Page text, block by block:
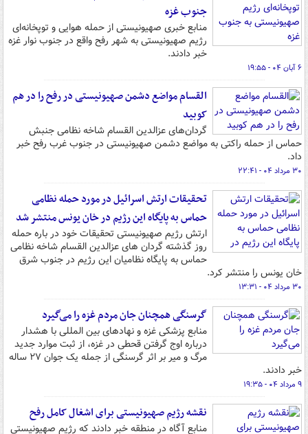
جنوب غزه
منابع خبری صهیونیستی از حمله هوایی و توپخانه‌ای
رژیم صهیونیستی به شهر رفح واقع در جنوب نوار غزه
خبر دادند.
۶ آبان ۰۴ - ۱۹:۵۵
القسام مواضع دشمن صهیونیستی در رفح را در هم
کوبید
گردان‌های عزالدین القسام شاخه نظامی جنبش
حماس از حمله راکتی به مواضع دشمن صهیونیستی در جنوب غرب رفح خبر
داد.
۳۰ مرداد ۰۴ - ۲۲:۴۱
تحقیقات ارتش اسرائیل در مورد حمله نظامی
حماس به پایگاه این رژیم در خان یونس منتشر شد
ارتش رژیم صهیونیستی تحقیقات خود در باره حمله
روز گذشته گردان های عزالدین القسام شاخه نظامی
حماس به پایگاه نظامیان این رژیم در جنوب شرق
خان یونس را منتشر کرد.
۳۰ مرداد ۰۴ - ۱۳:۳۱
گرسنگی همچنان جان مردم غزه را می‌گیرد
منابع پزشکی غزه و نهادهای بین المللی با هشدار
درباره اوج گرفتن قحطی در غزه، از ثبت موارد جدید
مرگ و میر بر اثر گرسنگی از جمله یک جوان ۲۷ ساله
خبر دادند.
۹ مرداد ۰۴ - ۱۹:۳۵
نقشه رژیم صهیونیستی برای اشغال کامل رفح
منابع آگاه در منطقه خبر دادند که رژیم صهیونیستی